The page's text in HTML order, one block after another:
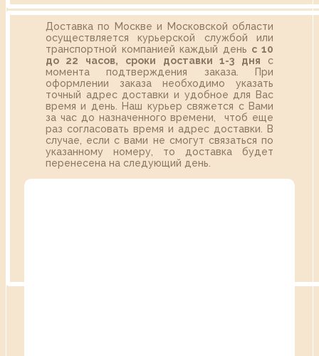
Доставка по Москве и Московской области
осуществляется курьерской службой или
транспортной компанией каждый день с 10
до 22 часов,
сроки доставки 1-3 дня с
момента подтверждения заказа. При
оформлении заказа необходимо указать
точный адрес доставки и удобное для Вас
время и день. Наш курьер свяжется с Вами
за час до назначенного времени, чтоб еще
раз согласовать время и адрес доставки. В
случае, если с вами не смогут связаться по
указанному номеру, то доставка будет
перенесена на следующий день.